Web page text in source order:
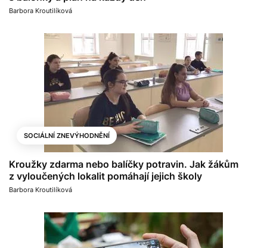
Barbora Kroutilíková
SOCIÁLNÍ ZNEVÝHODNĚNÍ
Kroužky zdarma nebo balíčky potravin. Jak žákům
z vyloučených lokalit pomáhají jejich školy
Barbora Kroutilíková